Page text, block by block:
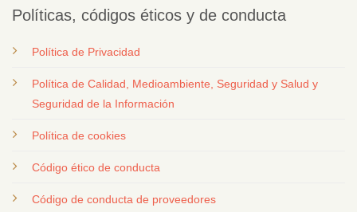
Políticas, códigos éticos y de conducta
Política de Privacidad
Política de Calidad, Medioambiente, Seguridad y Salud y
Seguridad de la Información
Política de cookies
Código ético de conducta
Código de conducta de proveedores